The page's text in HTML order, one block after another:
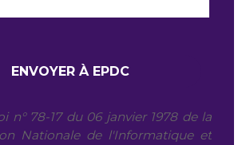
n° 78-17 du 06 janvier 1978 de la
Nationale de l'Informatique et